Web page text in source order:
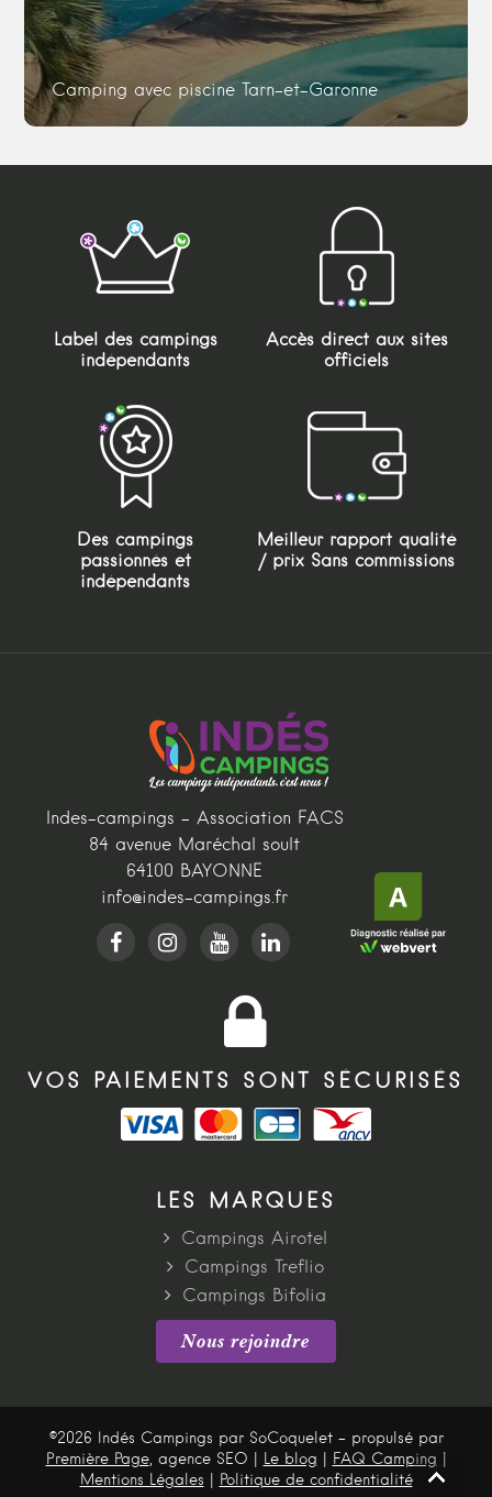
Camping avec piscine Tarn-et-Garonne
Label des campings
indépendants
Accès direct aux sites
officiels
Des campings
passionnés et
indépendants
Meilleur rapport qualité
/ prix Sans commissions
Indes-campings - Association FACS
84 avenue Maréchal soult
64100 BAYONNE
info@indes-campings.fr
VOS PAIEMENTS SONT SÉCURISÉS
LES MARQUES
Campings Airotel
Campings Treflio
Campings Bifolia
Nous rejoindre
©2026 Indés Campings par SoCoquelet - propulsé par
Première Page, agence SEO | Le blog FAQ Camping
Mentions Légales
Politique de confidentialité